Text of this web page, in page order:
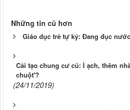
Những tin cũ hơn
Giáo dục trẻ tự kỷ: Đang đục
Cải tạo chung cư cũ: Ì ạch, thêm
chuột'?
(24/11/2019)